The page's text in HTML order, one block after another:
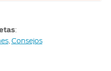
:
,Consejos